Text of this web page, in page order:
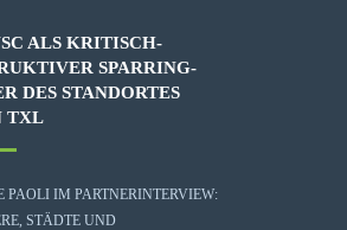
ALS KRITISCH-
SPARRING-
DES STANDORTES
TXL
PAOLI IM PARTNERINTERVIEW:
STÄDTE UND